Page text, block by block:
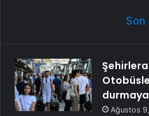
Son
Ağustos